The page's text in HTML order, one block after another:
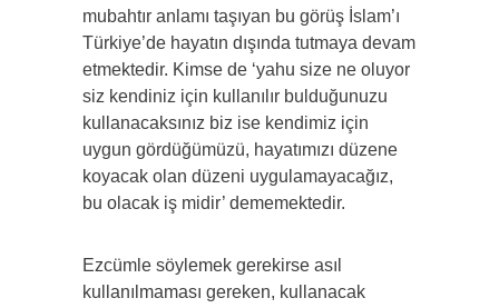
mubahtır anlamı taşıyan bu görüş İslam’ı
Türkiye’de hayatın dışında tutmaya devam
etmektedir. Kimse de ‘yahu size ne oluyor
siz kendiniz için kullanılır bulduğunuzu
kullanacaksınız biz ise kendimiz için
uygun gördüğümüzü, hayatımızı düzene
koyacak olan düzeni uygulamayacağız,
bu olacak iş midir’ dememektedir.
Ezcümle söylemek gerekirse asıl
kullanılmaması gereken, kullanacak